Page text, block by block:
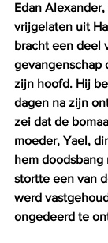
Edan
vrijgelaten uit
bracht een deel
gevangenschap
zijn hoofd. Hij
dagen na zijn
zei dat de
moeder, Yael,
hem doodsbang
stortte een van
werd
ongedeerd te